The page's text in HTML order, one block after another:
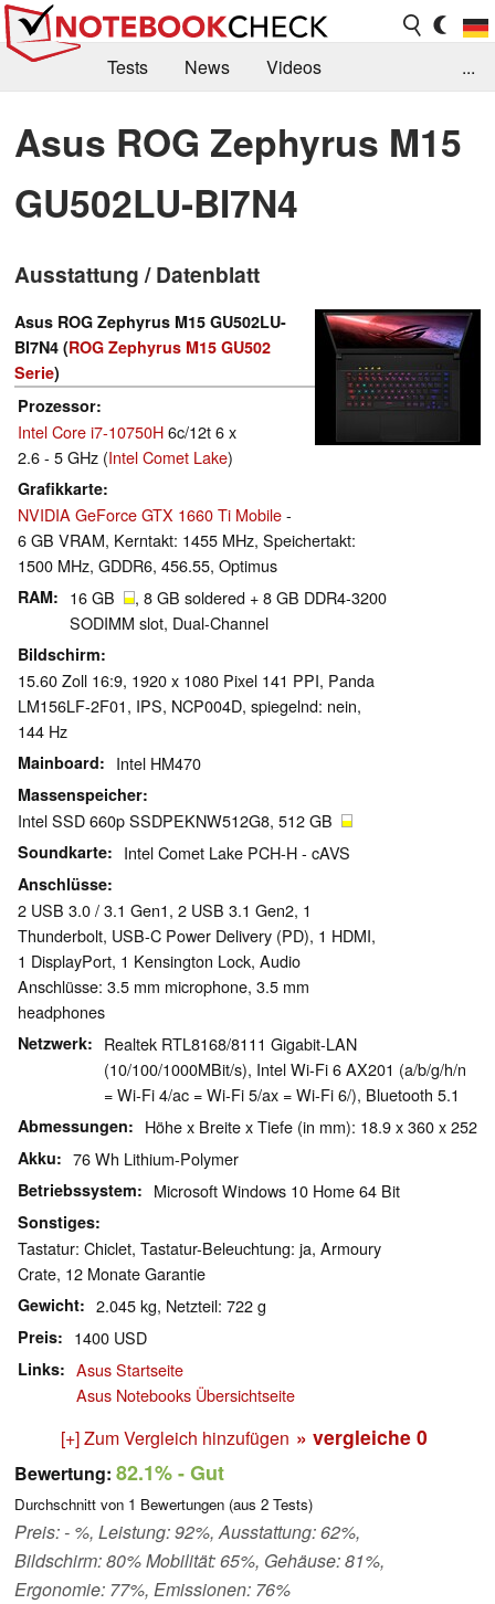
Tests News
Videos
Kaufberatung
Deals Suche
Jobs
Forum
...
Asus ROG Zephyrus M15
GU502LU-BI7N4
Ausstattung / Datenblatt
Asus ROG Zephyrus M15 GU502LU-
BI7N4 (ROG Zephyrus M15 GU502
Serie)
Prozessor
Intel Core i7-10750H6c/12t 6 x
2.6 - 5 GHz (Intel Comet Lake)
Grafikkarte
NVIDIA GeForce GTX 1660 Ti Mobile-
6 GB VRAM, Kerntakt: 1455 MHz, Speichertakt:
1500 MHz, GDDR6, 456.55, Optimus
RAM 16 GB
, 8 GB soldered + 8 GB DDR4-3200
SODIMM slot, Dual-Channel
Bildschirm
15.60 Zoll 16:9, 1920 x 1080 Pixel 141 PPI, Panda
LM156LF-2F01, IPS, NCP004D, spiegelnd: nein,
144 Hz
Mainboard Intel HM470
Massenspeicher
Intel SSD 660p SSDPEKNW512G8, 512 GB
Soundkarte Intel Comet Lake PCH-H - cAVS
Anschlüsse
2 USB 3.0 / 3.1 Gen1, 2 USB 3.1 Gen2, 1
Thunderbolt, USB-C Power Delivery (PD), 1 HDMI,
1 DisplayPort, 1 Kensington Lock, Audio
Anschlüsse: 3.5 mm microphone, 3.5 mm
headphones
Netzwerk
Realtek RTL8168/8111 Gigabit-LAN
(10/100/1000MBit/s), Intel Wi-Fi 6 AX201 (a/b/g/h/n
= Wi-Fi 4/ac = Wi-Fi 5/ax = Wi-Fi 6/), Bluetooth 5.1
Abmessungen Höhe x Breite x Tiefe (in mm): 18.9 x 360 x 252
Akku 76 Wh Lithium-Polymer
Betriebssystem Microsoft Windows 10 Home 64 Bit
Sonstiges
Tastatur: Chiclet, Tastatur-Beleuchtung: ja, Armoury
Crate, 12 Monate Garantie
Gewicht 2.045 kg, Netzteil: 722 g
Preis 1400 USD
Links
Asus Startseite
Asus Notebooks Übersichtseite
[+] Zum Vergleich hinzufügen » vergleiche 0
Bewertung: 82.1%- Gut
Durchschnitt von 1 Bewertungen (aus 2 Tests)
Preis: - %, Leistung: 92%, Ausstattung: 62%,
Bildschirm: 80% Mobilität: 65%, Gehäuse: 81%,
Ergonomie: 77%, Emissionen: 76%